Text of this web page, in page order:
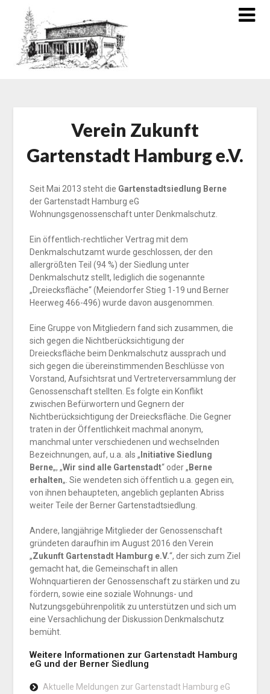
Verein Zukunft
Gartenstadt Hamburg e.V.
Seit Mai 2013 steht die Gartenstadtsiedlung Berne
der Gartenstadt Hamburg eG
Wohnungsgenossenschaft unter Denkmalschutz.
Ein öffentlich-rechtlicher Vertrag mit dem
Denkmalschutzamt wurde geschlossen, der den
allergrößten Teil (94 %) der Siedlung unter
Denkmalschutz stellt, lediglich die sogenannte
„Dreiecksfläche“ (Meiendorfer Stieg 1-19 und Berner
Heerweg 466-496) wurde davon ausgenommen.
Eine Gruppe von Mitgliedern fand sich zusammen, die
sich gegen die Nichtberücksichtigung der
Dreiecksfläche beim Denkmalschutz aussprach und
sich gegen die übereinstimmenden Beschlüsse von
Vorstand, Aufsichtsrat und Vertreterversammlung der
Genossenschaft stellten. Es folgte ein Konflikt
zwischen Befürwortern und Gegnern der
Nichtberücksichtigung der Dreiecksfläche. Die Gegner
traten in der Öffentlichkeit machmal anonym,
manchmal unter verschiedenen und wechselnden
Bezeichnungen, auf, u.a. als „ Initiative Siedlung
Berne„, „Wir sind alle Gartenstadt“ oder „ Berne
erhalten„. Sie wendeten sich öffentlich u.a. gegen ein,
von ihnen behaupteten, angeblich geplanten Abriss
weiter Teile der Berner Gartenstadtsiedlung.
Andere, langjährige Mitglieder der Genossenschaft
gründeten daraufhin im August 2016 den Verein
„Zukunft Gartenstadt Hamburg e.V.“, der sich zum Ziel
gemacht hat, die Gemeinschaft in allen
Wohnquartieren der Genossenschaft zu stärken und zu
fördern, sowie eine soziale Wohnungs- und
Nutzungsgebührenpolitik zu unterstützen und sich um
eine Versachlichung der Diskussion Denkmalschutz
bemüht.
Weitere Informationen zur Gartenstadt Hamburg
eG und der Berner Siedlung
Aktuelle Meldungen zur Gartenstadt Hamburg eG